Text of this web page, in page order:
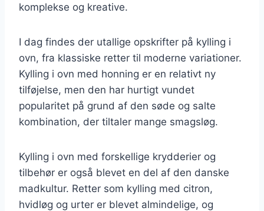
komplekse og kreative.
I dag findes der utallige opskrifter på kylling i
ovn, fra klassiske retter til moderne variationer.
Kylling i ovn med honning er en relativt ny
tilføjelse, men den har hurtigt vundet
popularitet på grund af den søde og salte
kombination, der tiltaler mange smagsløg.
Kylling i ovn med forskellige krydderier og
tilbehør er også blevet en del af den danske
madkultur. Retter som kylling med citron,
hvidløg og urter er blevet almindelige, og